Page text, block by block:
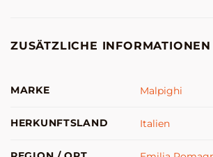
ZUSÄTZLICHE INFORMATIONEN
MARKE Malpighi
HERKUNFTSLAND Italien